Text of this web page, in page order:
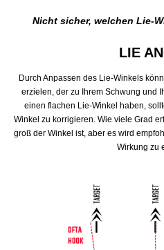
Nicht sicher, welchen Lie-
LIE
Durch Anpassen des Lie-Winkels
erzielen, der zu Ihrem Schwung und
einen flachen Lie-Winkel haben,
Winkel zu korrigieren. Wie viele Grad
groß der Winkel ist, aber es wird
Wirkung zu